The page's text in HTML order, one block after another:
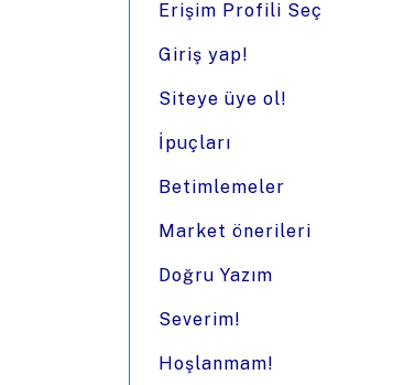
Erişim Profili Seç
Giriş yap!
Siteye üye ol!
İpuçları
Betimlemeler
Market önerileri
Doğru Yazım
Severim!
Hoşlanmam!